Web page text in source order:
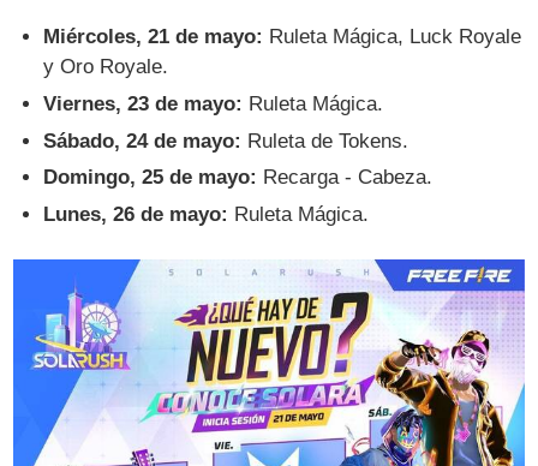
Miércoles, 21 de mayo: Ruleta Mágica, Luck Royale
y Oro Royale.
Viernes, 23 de mayo: Ruleta Mágica.
Sábado, 24 de mayo: Ruleta de Tokens.
Domingo, 25 de mayo: Recarga - Cabeza.
Lunes, 26 de mayo: Ruleta Mágica.